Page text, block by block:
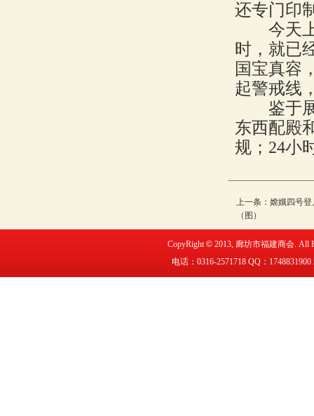
还专门印
今天上
时，就已
国宝真容
起警戒线
鉴于展
东西配殿
规；24小
上一条： 嫦娥四号
（图）
CopyRight©2013, 廊坊市福建商会. All
电话：0316-2571718 QQ： 1748831900